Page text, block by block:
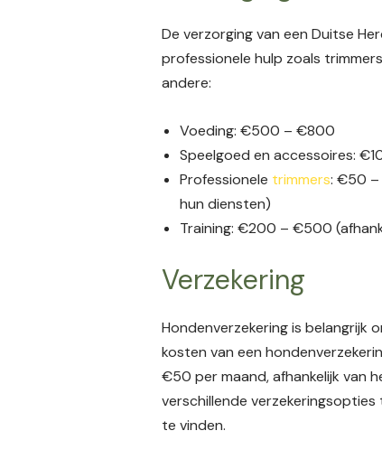
De verzorging van een Duitse
professionele hulp zoals
andere:
Voeding: €500 – €800
Speelgoed en accessoires:
Professionele trimmers: €50 –
hun diensten)
Training: €200 – €500
Verzekering
Hondenverzekering is belangrijk
kosten van een
€50 per maand, afhankelijk van
verschillende
te vinden.